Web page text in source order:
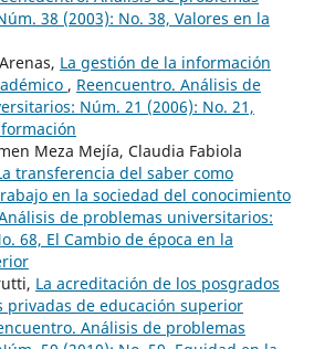
38 (2003): No. 38, Valores en la
La gestión de la información
, Reencuentro. Análisis de
Núm. 21 (2006): No. 21,
Meza Mejía, Claudia Fabiola
transferencia del saber como
en la sociedad del conocimiento
de problemas universitarios:
68, El Cambio de época en la
La acreditación de los posgrados
privadas de educación superior
Análisis de problemas